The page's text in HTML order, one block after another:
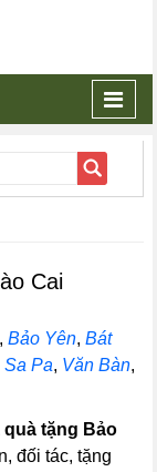
Cai
,Bảo Yên,Bát
Sa Pa, Văn Bàn,
tặng Bảo
đối tác, tặng